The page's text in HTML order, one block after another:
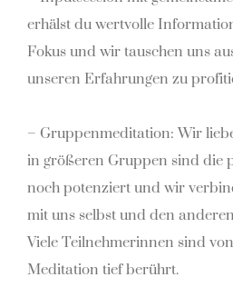
erhälst du wertvolle
Fokus und wir tauschen uns
unseren Erfahrungen zu
– Gruppenmeditation: Wir
in größeren Gruppen sind die
noch potenziert und wir
mit uns selbst und den
Viele Teilnehmerinnen sind
Meditation tief berührt.